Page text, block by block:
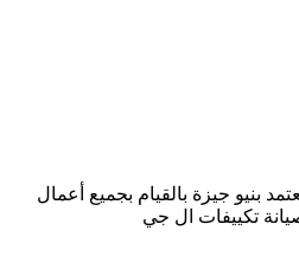
بنيو جيزة بالقيام بجميع أعمال
تكييفات ال جي